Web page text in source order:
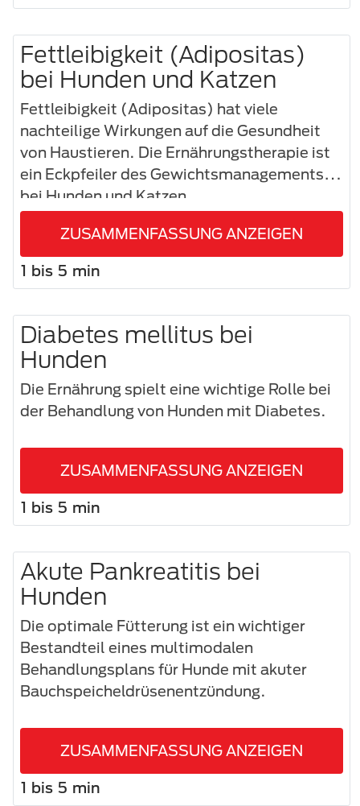
Fettleibigkeit (Adipositas)
bei Hunden und Katzen
Fettleibigkeit (Adipositas) hat viele
nachteilige Wirkungen auf die Gesundheit
von Haustieren. Die Ernährungstherapie ist
ein Eckpfeiler des Gewichtsmanagements
bei Hunden und Katzen.
ZUSAMMENFASSUNG ANZEIGEN
1 bis 5 min
Diabetes mellitus bei
Hunden
Die Ernährung spielt eine wichtige Rolle bei
der Behandlung von Hunden mit Diabetes.
ZUSAMMENFASSUNG ANZEIGEN
1 bis 5 min
Akute Pankreatitis bei
Hunden
Die optimale Fütterung ist ein wichtiger
Bestandteil eines multimodalen
Behandlungsplans für Hunde mit akuter
Bauchspeicheldrüsenentzündung.
ZUSAMMENFASSUNG ANZEIGEN
1 bis 5 min